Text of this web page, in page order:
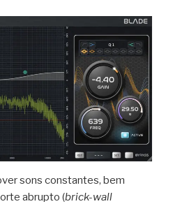
sons constantes, bem
abrupto (brick-wall